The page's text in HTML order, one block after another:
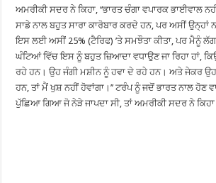
ਅਮਰੀਕੀ ਸਦਰ ਨੇ ਕਿਹਾ, ‘‘ਭਾਰਤ ਚੰਗਾ ਵਪਾਰਕ ਭਾਈਵਾਲ
ਸਾਡੇ ਨਾਲ ਬਹੁਤ ਸਾਰਾ ਕਾਰੋਬਾਰ ਕਰਦੇ ਹਨ, ਪਰ ਅਸੀਂ ਉਨ੍ਹਾਂ
ਇਸ ਲਈ ਅਸੀਂ 25% (ਟੈਰਿਫ) ’ਤੇ ਸਮਝੌਤਾ ਕੀਤਾ, ਪਰ ਮੈਨੂੰ
ਘੰਟਿਆਂ ਵਿੱਚ ਇਸ ਨੂੰ ਬਹੁਤ ਜ਼ਿਆਦਾ ਵਧਾਉਣ ਜਾ ਰਿਹਾ ਹਾਂ,
ਰਹੇ ਹਨ। ਉਹ ਜੰਗੀ ਮਸ਼ੀਨ ਨੂੰ ਹਵਾ ਦੇ ਰਹੇ ਹਨ। ਅਤੇ ਜੇਕਰ
ਹਨ, ਤਾਂ ਮੈਂ ਖੁਸ਼ ਨਹੀਂ ਹੋਵਾਂਗਾ।’’ ਟਰੰਪ ਨੂੰ ਜਦੋਂ ਭਾਰਤ ਨਾਲ ਹੋਣ
ਪੁੱਛਿਆ ਗਿਆ ਜੋ ਨੇੜੇ ਜਾਪਦਾ ਸੀ, ਤਾਂ ਅਮਰੀਕੀ ਸਦਰ ਨੇ ਕਿਹਾ